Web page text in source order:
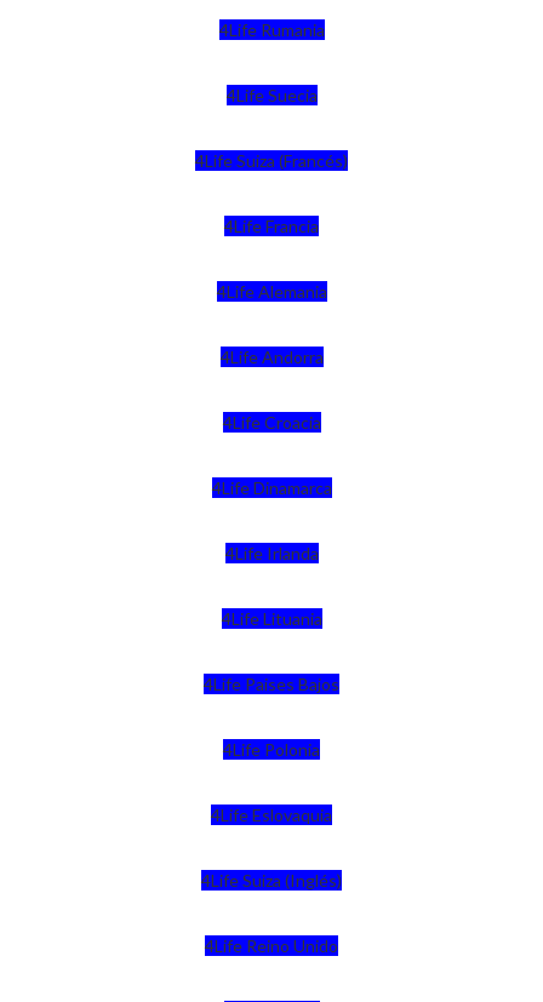
4Life Rumania
4Life Suecia
4Life Suiza (Francés)
4Life Francia
4Life Alemania
4Life Andorra
4Life Croacia
4Life Dinamarca
4Life Irlanda
4Life Lituania
4Life Paises Bajos
4Life Polonia
4Life Eslovaquia
4Life Suiza (Inglés)
4Life Reino Unido